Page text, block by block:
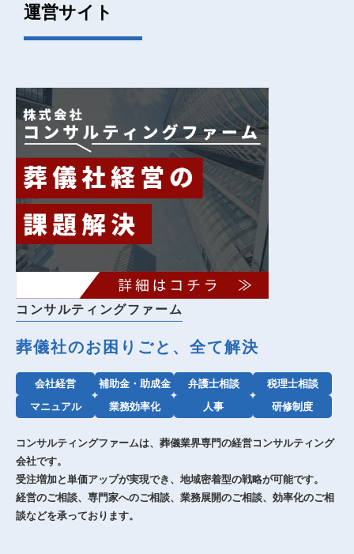
運営サイト
コンサルティングファーム
葬儀社のお困りごと、全て解決
会社経営 補助金・助成金 弁護士相談
税理士相談
マニュアル
業務効率化 人事 研修制度
コンサルティングファームは、葬儀業界専門の経営コンサルティング
会社です。
受注増加と単価アップが実現でき、地域密着型の戦略が可能です。
経営のご相談、専門家へのご相談、業務展開のご相談、効率化のご相
談などを承っております。